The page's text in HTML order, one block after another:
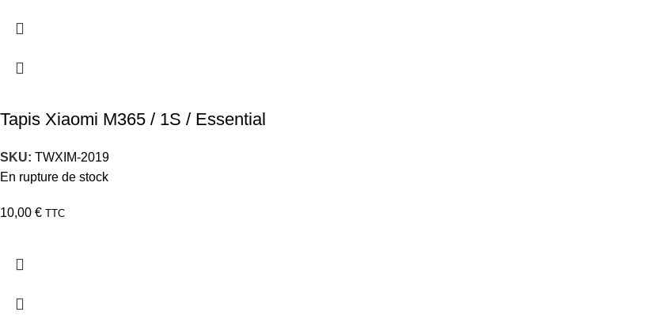
Tapis Xiaomi M365 / 1S / Essential
SKU: TWXIM-2019
En rupture de stock
10,00 € TTC